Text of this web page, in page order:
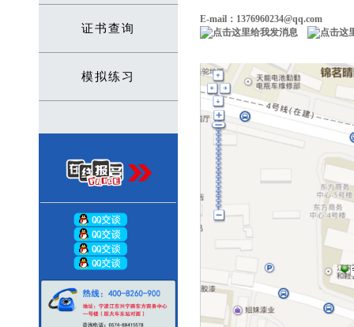
证书查询
模拟练习
E-mail：1376960234@qq.com